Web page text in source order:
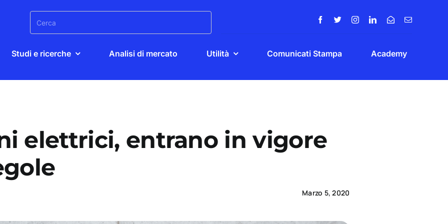
Search
for:
Studi e ricerche Analisi di mercato Utilità Comunicati Stampa Academy
elettrici, entrano in vigore
Marzo 5, 2020